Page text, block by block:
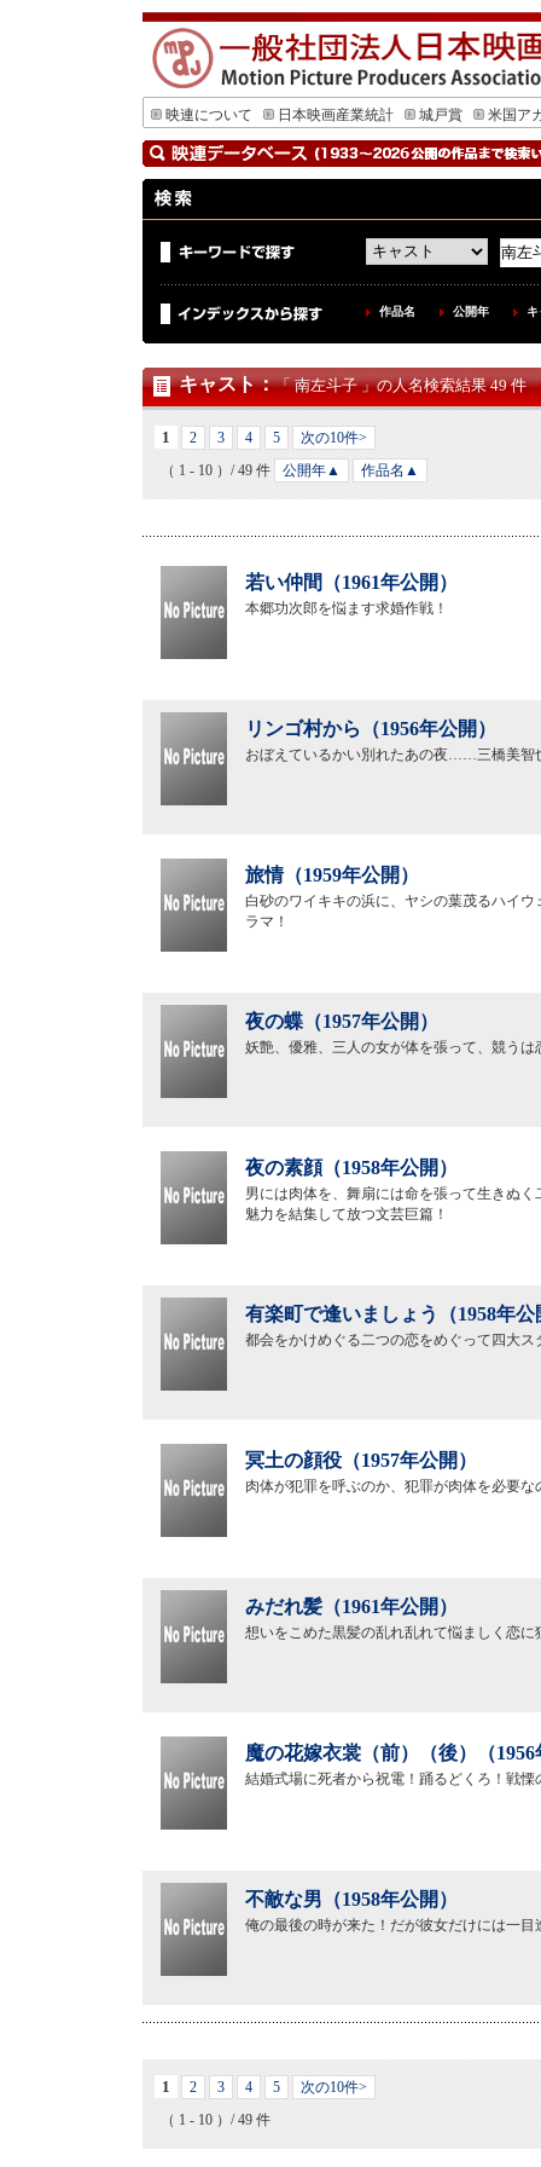
映連について 日本映画産業統計 城戸賞 米国ア
作品名 公開年
キャスト：「 南左斗子 」の人名検索結果 49 件
1 2 3 4 5
次の10件>
（ 1 - 10 ）/ 49 件
公開年▲ 作品名▲
若い仲間（1961年公開）
本郷功次郎を悩ます求婚作戦！
リンゴ村から（1956年公開）
おぼえているかい別れたあの夜……三橋美智
旅情（1959年公開）
白砂のワイキキの浜に、ヤシの葉茂るハイ
ラマ！
夜の蝶（1957年公開）
妖艶、優雅、三人の女が体を張って、競う
夜の素顔（1958年公開）
男には肉体を、舞扇には命を張って生きぬ
魅力を結集して放つ文芸巨篇！
有楽町で逢いましょう（1958年公
都会をかけめぐる二つの恋をめぐって四大
冥土の顔役（1957年公開）
肉体が犯罪を呼ぶのか、犯罪が肉体を必要
みだれ髪（1961年公開）
想いをこめた黒髪の乱れ乱れて悩ましく恋
魔の花嫁衣裳（前）（後）（1956
結婚式場に死者から祝電！踊るどくろ！戦
不敵な男（1958年公開）
俺の最後の時が来た！だが彼女だけには一
1 2 3 4 5
次の10件>
（ 1 - 10 ）/ 49 件